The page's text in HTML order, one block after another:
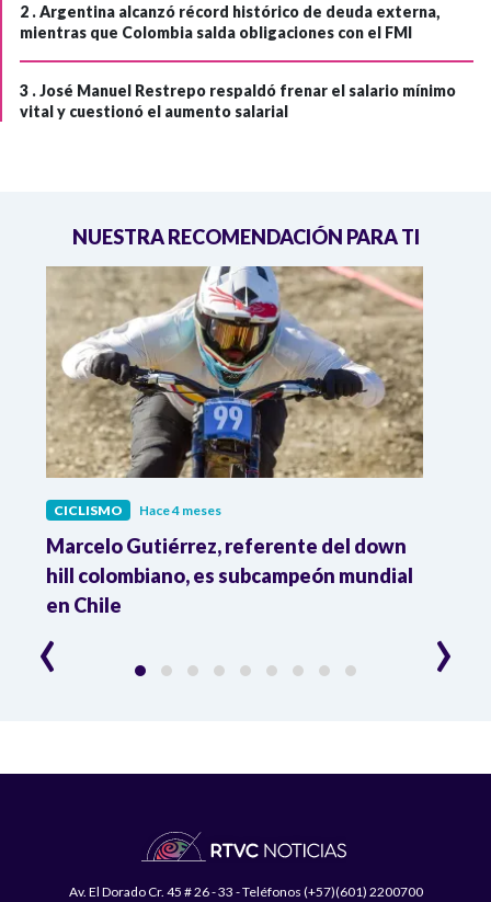
2 .Argentina alcanzó récord histórico de deuda externa,
mientras que Colombia salda obligaciones con el FMI
3 .José Manuel Restrepo respaldó frenar el salario mínimo
vital y cuestionó el aumento salarial
NUESTRA RECOMENDACIÓN PARA TI
CICLISMO Hace 4 meses
Marcelo Gutiérrez, referente del down
hill colombiano, es subcampeón mundial
en Chile
‹ ›
Av. El Dorado Cr. 45 # 26 - 33 - Teléfonos (+57)(601) 2200700